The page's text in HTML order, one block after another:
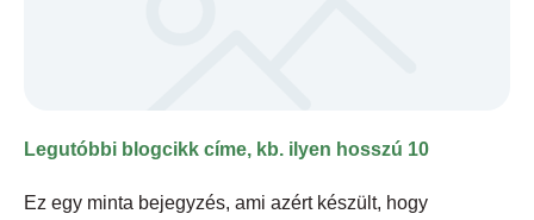
Legutóbbi blogcikk címe, kb. ilyen hosszú 10
Ez egy minta bejegyzés, ami azért készült, hogy